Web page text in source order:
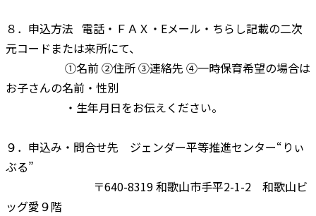
８．申込方法 電話・ＦＡＸ・Eメール・ちらし記載の二次
元コードまたは来所にて、
①名前 ②住所 ③連絡先 ④一時保育希望の場合は
お子さんの名前・性別
・生年月日をお伝えください。
９．申込み・問合せ先 ジェンダー平等推進センター“りぃ
ぶる”
〒640-8319 和歌山市手平2-1-2 和歌山ビ
ッグ愛９階